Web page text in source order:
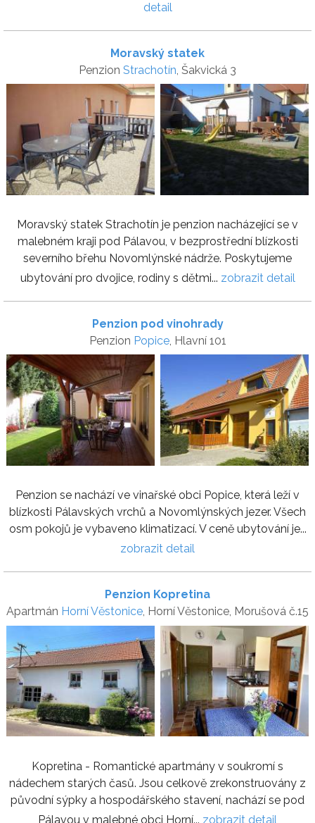
detail
Moravský statek
Penzion Strachotín, Šakvická 3
Moravský statek Strachotín je penzion nacházející se v
malebném kraji pod Pálavou, v bezprostřední blízkosti
severního břehu Novomlýnské nádrže. Poskytujeme
ubytování pro dvojice, rodiny s dětmi... zobrazit detail
Penzion pod vinohrady
Penzion Popice, Hlavní 101
Penzion se nachází ve vinařské obci Popice, která leží v
blízkosti Pálavských vrchů a Novomlýnských jezer. Všech
osm pokojů je vybaveno klimatizací. V ceně ubytování je...
zobrazit detail
Penzion Kopretina
Apartmán Horní Věstonice, Horní Věstonice, Morušová č.15
Kopretina - Romantické apartmány v soukromí s
nádechem starých časů. Jsou celkově zrekonstruovány z
původní sýpky a hospodářského stavení, nachází se pod
Pálavou v malebné obci Horní... zobrazit detail